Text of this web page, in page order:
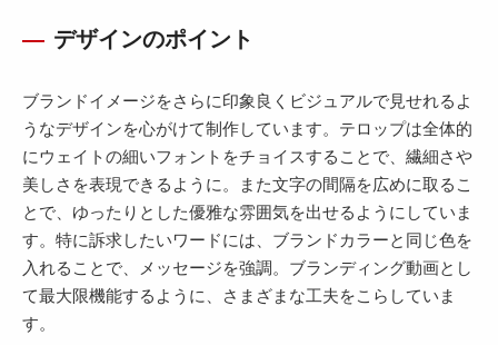
デザインのポイント
ブランドイメージをさらに印象良くビジュアルで見せれるよ
うなデザインを心がけて制作しています。テロップは全体的
にウェイトの細いフォントをチョイスすることで、繊細さや
美しさを表現できるように。また文字の間隔を広めに取るこ
とで、ゆったりとした優雅な雰囲気を出せるようにしていま
す。特に訴求したいワードには、ブランドカラーと同じ色を
入れることで、メッセージを強調。ブランディング動画とし
て最大限機能するように、さまざまな工夫をこらしていま
す。